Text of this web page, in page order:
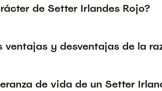
de Setter Irlandes Rojo?
ventajas y desventajas de la
de vida de un Setter